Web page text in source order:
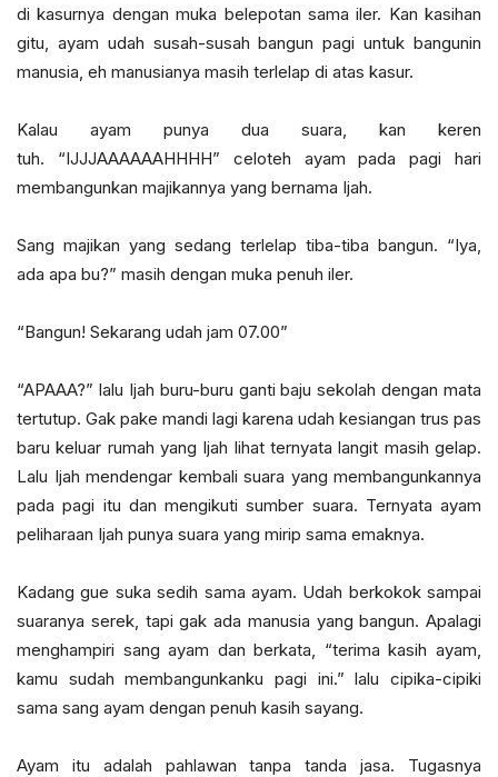
di kasurnya dengan muka belepotan sama iler. Kan kasihan
gitu, ayam udah susah-susah bangun pagi untuk bangunin
manusia, eh manusianya masih terlelap di atas kasur.
Kalau ayam punya dua suara, kan keren
tuh. “IJJJAAAAAAHHHH” celoteh ayam pada pagi hari
membangunkan majikannya yang bernama Ijah.
Sang majikan yang sedang terlelap tiba-tiba bangun. “Iya,
ada apa bu?” masih dengan muka penuh iler.
“Bangun! Sekarang udah jam 07.00”
“APAAA?” lalu Ijah buru-buru ganti baju sekolah dengan mata
tertutup. Gak pake mandi lagi karena udah kesiangan trus pas
baru keluar rumah yang Ijah lihat ternyata langit masih gelap.
Lalu Ijah mendengar kembali suara yang membangunkannya
pada pagi itu dan mengikuti sumber suara. Ternyata ayam
peliharaan Ijah punya suara yang mirip sama emaknya.
Kadang gue suka sedih sama ayam. Udah berkokok sampai
suaranya serek, tapi gak ada manusia yang bangun. Apalagi
menghampiri sang ayam dan berkata, “terima kasih ayam,
kamu sudah membangunkanku pagi ini.” lalu cipika-cipiki
sama sang ayam dengan penuh kasih sayang.
Ayam itu adalah pahlawan tanpa tanda jasa. Tugasnya